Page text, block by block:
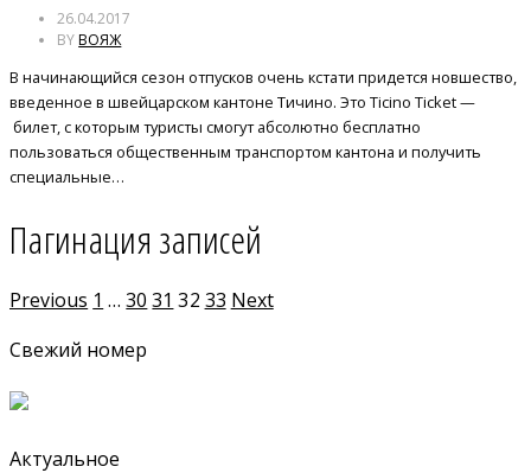
26.04.2017
BYВОЯЖ
В начинающийся сезон отпусков очень кстати придется новшество,
введенное в швейцарском кантоне Тичино. Это Ticino Ticket —
билет, с которым туристы смогут абсолютно бесплатно
пользоваться общественным транспортом кантона и получить
специальные…
Пагинация записей
Previous 1 … 30 31 32 33 Next
Свежий номер
Актуальное